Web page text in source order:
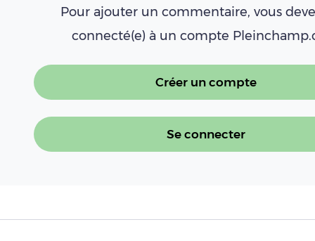
Pour ajouter un commentaire, vous
connecté(e) à un compte
Créer un compte
Se connecter